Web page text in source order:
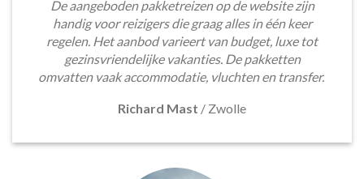
De aangeboden pakketreizen op de website zijn
handig voor reizigers die graag alles in één keer
regelen. Het aanbod varieert van budget, luxe tot
gezinsvriendelijke vakanties. De pakketten
omvatten vaak accommodatie, vluchten en transfer.
Richard Mast / Zwolle